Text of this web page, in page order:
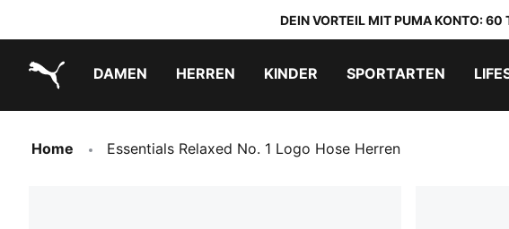
DEIN VORTEIL MIT PUMA KONTO: 60
DAMEN HERREN KINDER SPORTARTEN
Home Essentials Relaxed No. 1 Logo Hose Herren